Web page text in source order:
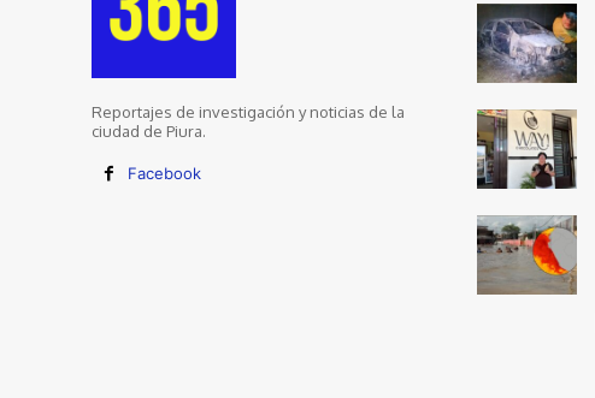
Reportajes de investigación y noticias de la
ciudad de Piura.
Facebook